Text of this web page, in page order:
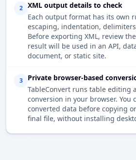
2
XML output details to check
Each output format has its own
escaping, indentation,
Before exporting XML, review
result will be used in an API,
document, or static site.
3
Private browser-based
TableConvert runs table editing
conversion in your browser. You
converted data before copying
final file, without installing